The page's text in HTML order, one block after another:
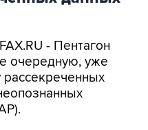
- Пентагон
очередную, уже
рассекреченных